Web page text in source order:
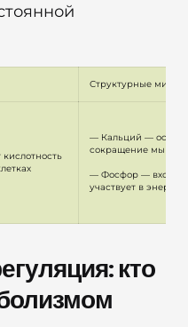
Структурные
— Кальций — основа
сокращение мышц
— Фосфор — входит
участвует в
кто